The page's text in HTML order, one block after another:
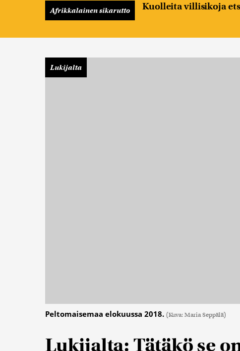
Afrikkalainen sikarutto Kuolleita villisikoja
Lukijalta
Peltomaisemaa elokuussa 2018. (Kuva: Maria Seppälä)
Lukijalta: Tätäkö se